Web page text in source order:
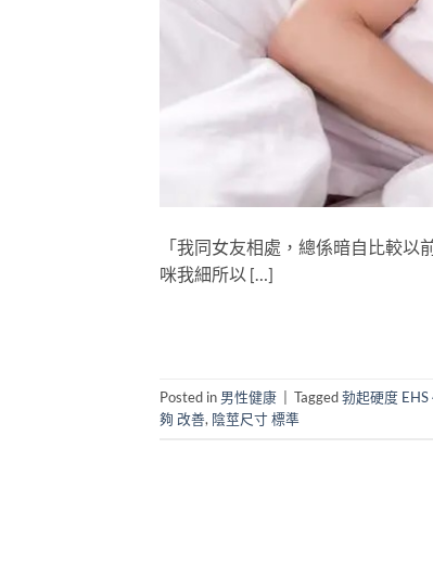
「我同女友相處，總係暗自比較
咪我細所以 […]
Posted in 男性健康 Tagged勃起硬度 EHS
夠 改善, 陰莖尺寸 標準